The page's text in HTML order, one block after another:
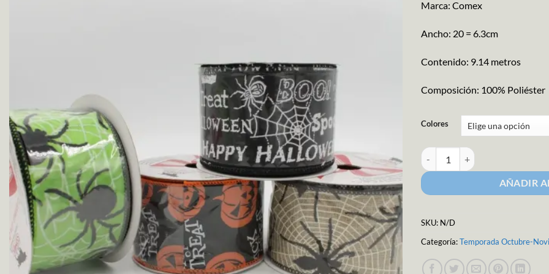
Marca: Comex
Ancho: 20 = 6.3cm
Contenido: 9.14 metros
Composición: 100% Poliéster
Colores
Liston Halloween Ancho 20
AÑADIR
SKU: N/D
Categoría:Temporada Octubre-